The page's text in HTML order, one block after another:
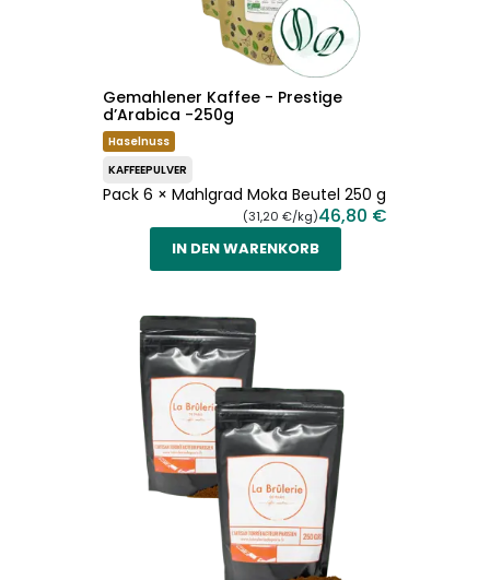
Gemahlener Kaffee - Prestige
d’Arabica -250g
Haselnuss
KAFFEEPULVER
Pack 6 × Mahlgrad Moka Beutel 250 g
(31,20 €/kg)46,80 €
IN DEN WARENKORB